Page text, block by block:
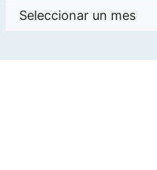
Histórico